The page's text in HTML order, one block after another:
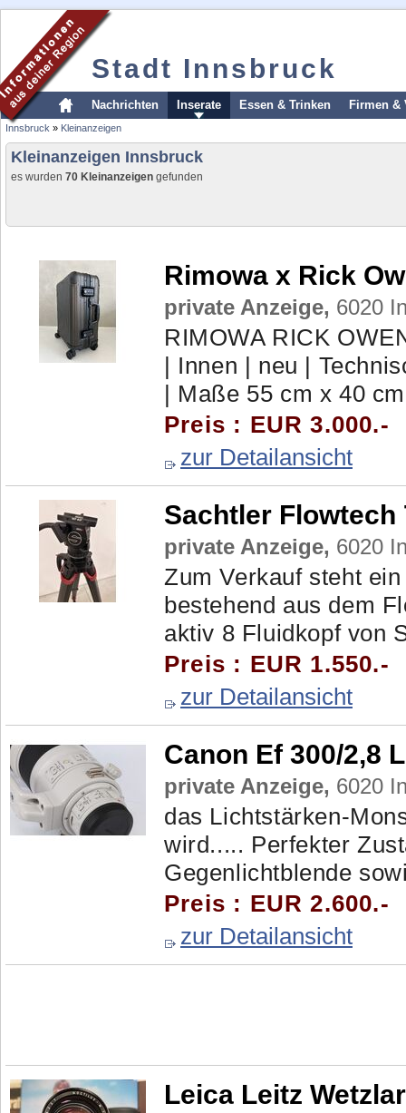
Stadt Innsbruck
Nachrichten Inserate Essen & Trinken Firmen &
Innsbruck » Kleinanzeigen
Kleinanzeigen Innsbruck
es wurden 70 Kleinanzeigen gefunden
Rimowa x Rick
private Anzeige, 6020
RIMOWA RICK
| Innen | neu |
| Maße 55 cm x 40
Preis : EUR 3.000.-
zur Detailansicht
Sachtler
private Anzeige, 6020
Zum Verkauf steht
bestehend aus dem
aktiv 8 Fluidkopf von
Preis : EUR 1.550.-
zur Detailansicht
Canon Ef 300/2,8
private Anzeige, 6020
das Lichtstärken-
wird..... Perfekter
Gegenlichtblende
Preis : EUR 2.600.-
zur Detailansicht
Leica Leitz